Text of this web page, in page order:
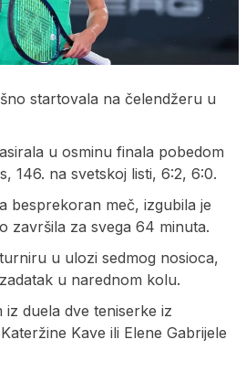
startovala na čelendžeru u
u osminu finala pobedom
146. na svetskoj listi, 6:2, 6:0.
besprekoran meč, izgubila je
završila za svega 64 minuta.
u ulozi sedmog nosioca,
u narednom kolu.
iz duela dve teniserke iz
Kave ili Elene Gabrijele